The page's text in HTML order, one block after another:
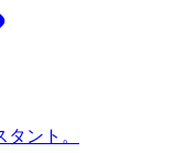
ント。